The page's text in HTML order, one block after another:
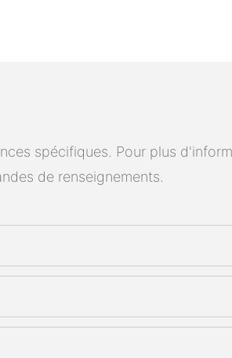
spécifiques. Pour plus
de renseignements.